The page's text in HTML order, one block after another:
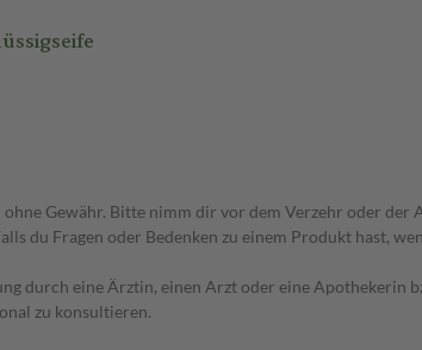
Gewähr. Bitte nimm dir vor dem Verzehr oder
du Fragen oder Bedenken zu einem Produkt hast,
durch eine Ärztin, einen Arzt oder eine Apothekerin
zu konsultieren.